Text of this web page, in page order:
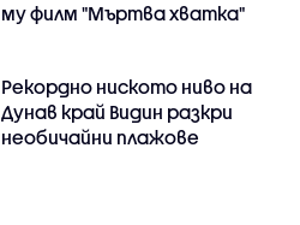
му филм "Мъртва хватка"
Рекордно ниското ниво на
Дунав край Видин разкри
необичайни плажове